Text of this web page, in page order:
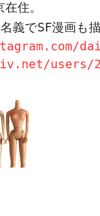
住。
義でSF漫画も
users/